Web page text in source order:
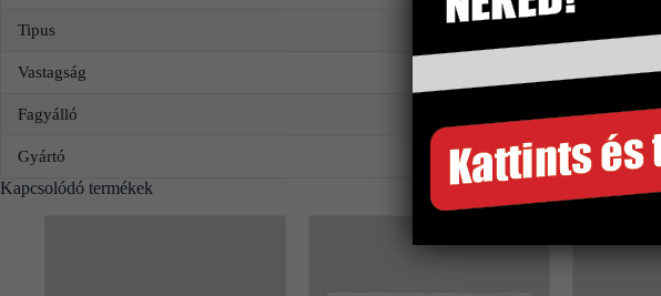
Tipus
Vastagság
Fagyálló
Gyártó
Kapcsolódó termékek